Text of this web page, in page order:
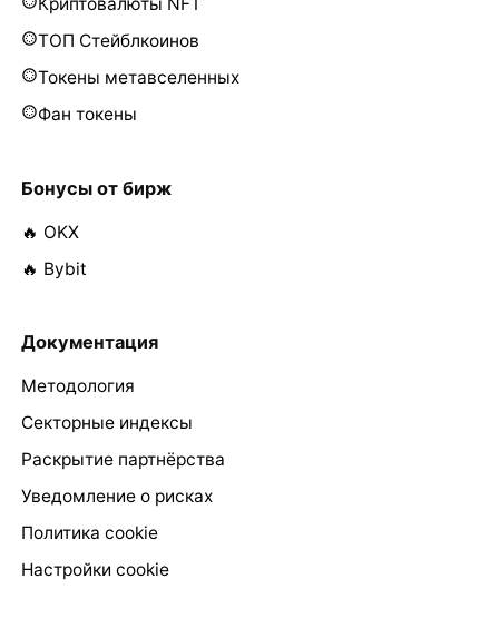
Криптовалюты NFT
ТОП Стейблкоинов
Токены метавселенных
Фан токены
Бонусы от бирж
🔥 OKX
🔥 Bybit
Документация
Методология
Секторные индексы
Раскрытие партнёрства
Уведомление о рисках
Политика cookie
Настройки cookie